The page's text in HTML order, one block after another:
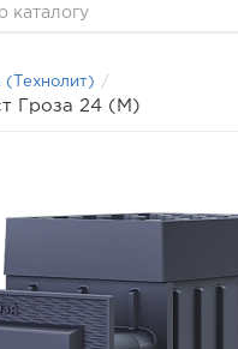
(Технолит)
Гроза 24 (М)